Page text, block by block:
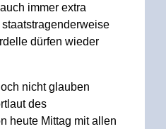
immer extra
dürfen wieder
nicht glauben
des
heute Mittag mit allen